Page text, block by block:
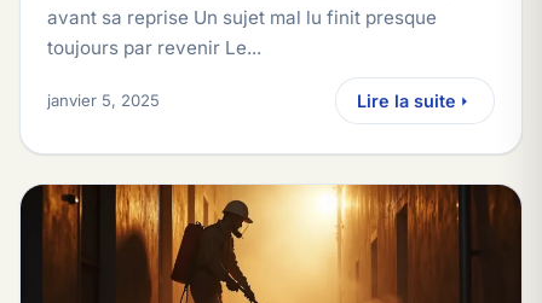
avant sa reprise Un sujet mal lu finit presque
toujours par revenir Le...
janvier 5, 2025 Lire la suite